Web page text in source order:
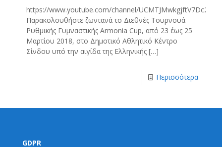
https://www.youtube.com/channel/
Παρακολουθήστε ζωντανά το Διεθνές Τουρνουά
Ρυθμικής Γυμναστικής Armonia Cup, από 23 έως 25
Μαρτίου 2018, στο Δημοτικό Αθλητικό Κέντρο
Σίνδου υπό την αιγίδα της Ελληνικής […]
Περισσότερα
GDPR